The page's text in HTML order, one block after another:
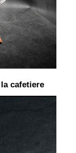
cafetiere